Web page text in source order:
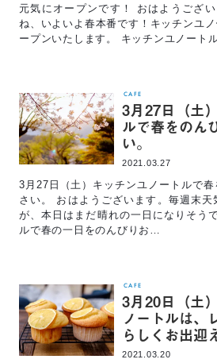
元気にオープンです！ おはようござ
ね、いよいよ春本番です！キッチンユ
ープンいたします。 キッチンユノート
CAFE
3月27日（土
ルで春をのん
い。
2021.03.27
3月27日（土）キッチンユノートルで
さい。 おはようございます。毎週末天
が、本日はまだ晴れの一日になりそう
ルで春の一日をのんびりお…
CAFE
3月20日（土
ノートルは、
らしくお出迎
2021.03.20